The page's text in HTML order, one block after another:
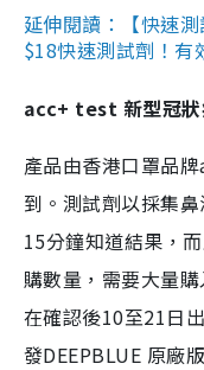
延伸閱讀：【快速
$18快速測試劑！
acc+ test 新型冠狀
產品由香港口罩品
到。測試劑以採集
15分鐘知道結果，
購數量，需要大量
在確認後10至21日
發DEEPBLUE 原廠